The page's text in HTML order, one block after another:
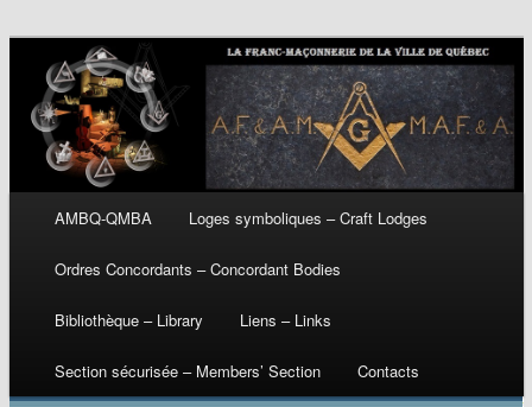
Skip
to
content
AMBQ-QMBA Loges symboliques – Craft Lodges
Ordres Concordants – Concordant Bodies
Bibliothèque – Library Liens – Links
Section sécurisée – Members’ Section Contacts